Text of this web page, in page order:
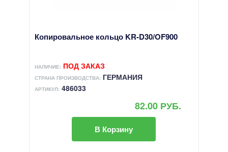
Копировальное кольцо KR-D30/OF900
НАЛИЧИЕ: ПОД ЗАКАЗ
СТРАНА ПРОИЗВОДСТВА:ГЕРМАНИЯ
АРТИКУЛ:486033
82.00 РУБ.
В Корзину